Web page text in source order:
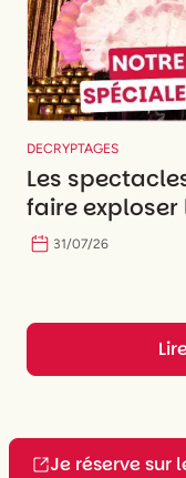
DECRYPTAGES
Les
faire exploser
31/07/26
Je réserve sur